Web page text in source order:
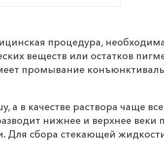
процедура,
веществ или остатков
промывание
в качестве раствора чаще
нижнее и верхнее
Для сбора стекающей